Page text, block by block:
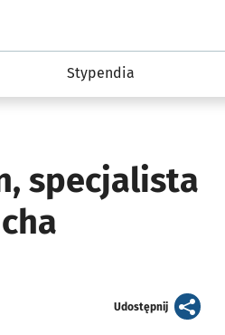
Wrocław
Stypendia
specjalista
Udostępnijartykuł